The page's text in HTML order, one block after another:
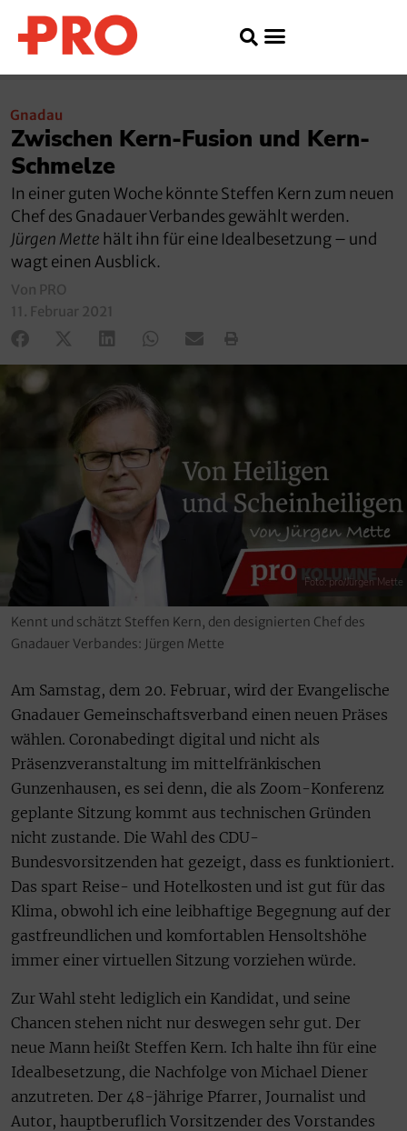
Gnadau
Zwischen Kern-Fusion und Kern-
Schmelze
In einer guten Woche könnte Steffen Kern zum neuen
Chef des Gnadauer Verbandes gewählt werden.
Jürgen Mette hält ihn für eine Idealbesetzung – und
wagt einen Ausblick.
Von PRO
11. Februar 2021
Foto: pro/Jürgen Mette
Kennt und schätzt Steffen Kern, den designierten Chef des
Gnadauer Verbandes: Jürgen Mette
Am Samstag, dem 20. Februar, wird der Evangelische
Gnadauer Gemeinschaftsverband einen neuen Präses
wählen. Coronabedingt digital und nicht als
Präsenzveranstaltung im mittelfränkischen
Gunzenhausen, es sei denn, die als Zoom-Konferenz
geplante Sitzung kommt aus technischen Gründen
nicht zustande. Die Wahl des CDU-
Bundesvorsitzenden hat gezeigt, dass es funktioniert.
Das spart Reise- und Hotelkosten und ist gut für das
Klima, obwohl ich eine leibhaftige Begegnung auf der
gastfreundlichen und komfortablen Hensoltshöhe
immer einer virtuellen Sitzung vorziehen würde.
Zur Wahl steht lediglich ein Kandidat, und seine
Chancen stehen nicht nur deswegen sehr gut. Der
neue Mann heißt Steffen Kern. Ich halte ihn für eine
Idealbesetzung, die Nachfolge von Michael Diener
anzutreten. Der 48-jährige Pfarrer, Journalist und
Autor, hauptberuflich Vorsitzender des Vorstandes